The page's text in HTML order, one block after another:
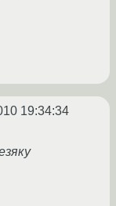
19:34:34